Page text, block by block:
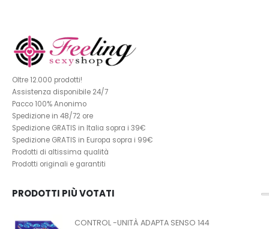
Oltre 12.000 prodotti!
Assistenza disponibile 24/7
Pacco 100% Anonimo
Spedizione in 48/72 ore
Spedizione GRATIS in Italia sopra i 39€
Spedizione GRATIS in Europa sopra i 99€
Prodotti di altissima qualità
Prodotti originali e garantiti
PRODOTTI PIÙ VOTATI
CONTROL -UNITÀ ADAPTA SENSO 144